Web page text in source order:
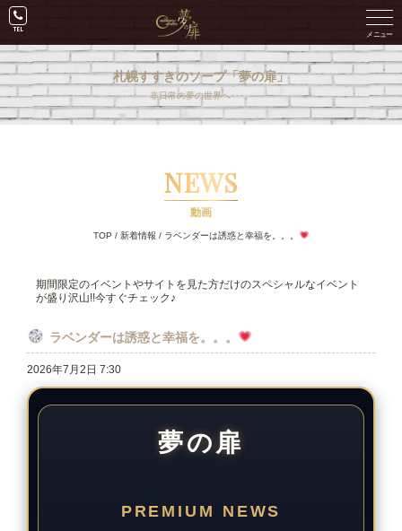
札幌すすきのソープ「夢の扉」
非日常の夢の世界へ･･･。
NEWS
動画
TOP / 新着情報 / ラベンダーは誘惑と幸福を。。。
期間限定のイベントやサイトを見た方だけのスペシャルなイベント
が盛り沢山!!今すぐチェック♪
ラベンダーは誘惑と幸福を。。。
2026年7月2日 7:30
夢の扉
PREMIUM NEWS